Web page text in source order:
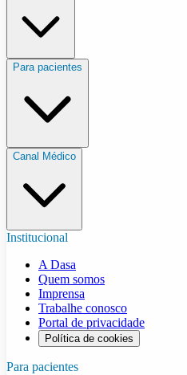
Para pacientes
Canal Médico
Institucional
A Dasa
Quem somos
Imprensa
Trabalhe conosco
Portal de privacidade
Política de cookies
Para pacientes